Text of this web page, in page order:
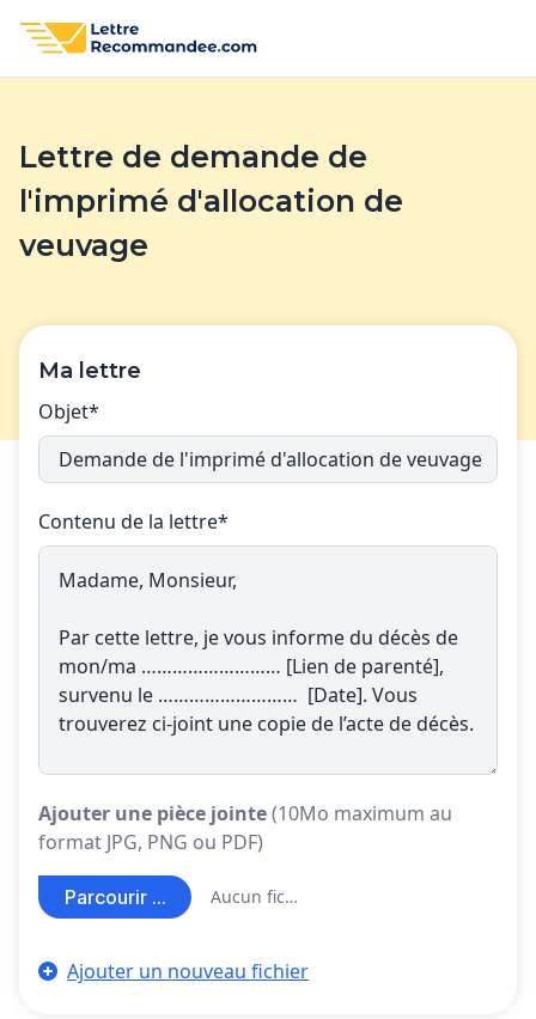
Lettre de demande de
l'imprimé d'allocation de
veuvage
Ma lettre
Objet*
Contenu de la lettre*
Ajouter une pièce jointe(10Mo maximum au
format JPG, PNG ou PDF)
Parcourir ... Aucun fichier sélectionné
Ajouter un nouveau fichier